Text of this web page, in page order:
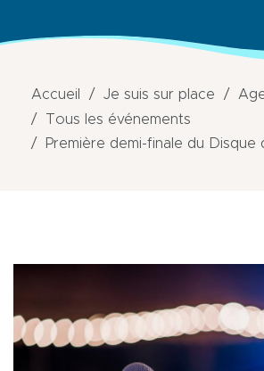
Accueil Je suis sur place
Tous les événements
Première demi-finale du Disque